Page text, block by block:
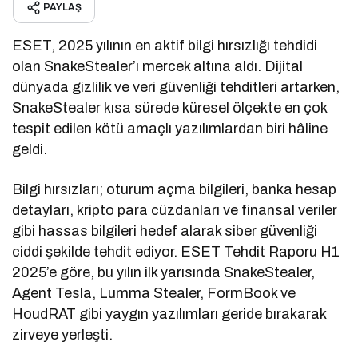
PAYLAŞ
ESET, 2025 yılının en aktif bilgi hırsızlığı tehdidi
olan SnakeStealer’ı mercek altına aldı. Dijital
dünyada gizlilik ve veri güvenliği tehditleri artarken,
SnakeStealer kısa sürede küresel ölçekte en çok
tespit edilen kötü amaçlı yazılımlardan biri hâline
geldi.
Bilgi hırsızları; oturum açma bilgileri, banka hesap
detayları, kripto para cüzdanları ve finansal veriler
gibi hassas bilgileri hedef alarak siber güvenliği
ciddi şekilde tehdit ediyor. ESET Tehdit Raporu H1
2025’e göre, bu yılın ilk yarısında SnakeStealer,
Agent Tesla, Lumma Stealer, FormBook ve
HoudRAT gibi yaygın yazılımları geride bırakarak
zirveye yerleşti.